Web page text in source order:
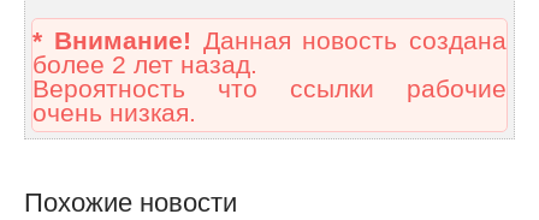
* Внимание! Данная новость создана
более 2 лет назад.
Вероятность что ссылки рабочие
очень низкая.
Похожие новости